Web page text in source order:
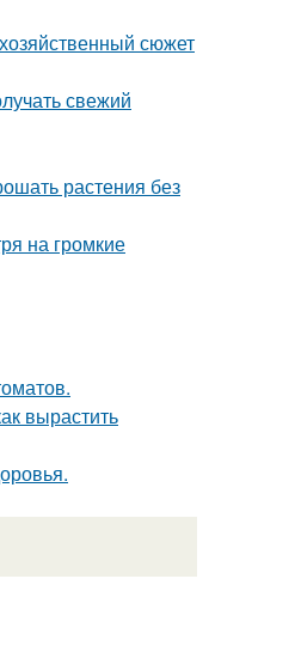
сюжет
свежий
растения без
на громкие
вырастить